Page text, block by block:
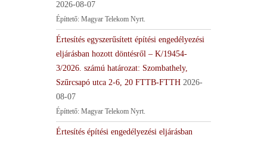
2026-08-07
Építtető: Magyar Telekom Nyrt.
Értesítés egyszerűsített építési engedélyezési
eljárásban hozott döntésről – K/19454-
3/2026. számú határozat: Szombathely,
Szűrcsapó utca 2-6, 20 FTTB-FTTH 2026-
08-07
Építtető: Magyar Telekom Nyrt.
Értesítés építési engedélyezési eljárásban